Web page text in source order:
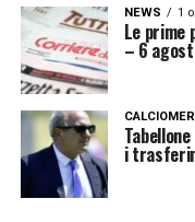
NEWS 1
Le prime
– 6
i